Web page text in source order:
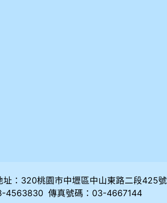
：320桃園市中壢區中山東路二段425號
4563830 傳真號碼：03-4667144